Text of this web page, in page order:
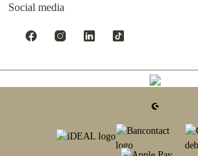
Social media